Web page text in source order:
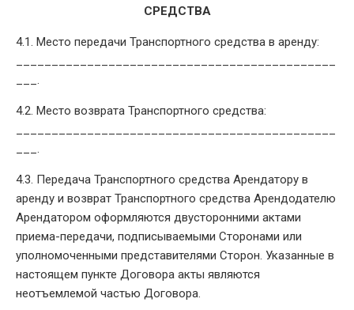
СРЕДСТВА
4.1. Место передачи Транспортного средства в аренду:
___.
4.2. Место возврата Транспортного средства:
___.
4.3. Передача Транспортного средства Арендатору в
аренду и возврат Транспортного средства Арендодателю
Арендатором оформляются двусторонними актами
приема-передачи, подписываемыми Сторонами или
уполномоченными представителями Сторон. Указанные в
настоящем пункте Договора акты являются
неотъемлемой частью Договора.